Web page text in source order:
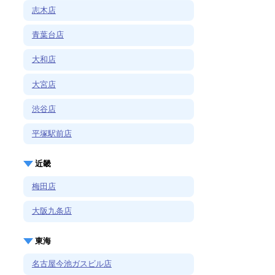
志木店
青葉台店
大和店
大宮店
渋谷店
平塚駅前店
近畿
梅田店
大阪九条店
東海
名古屋今池ガスビル店